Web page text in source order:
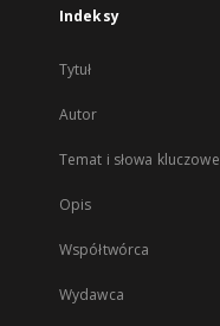
Indeksy
Tytuł
Autor
Temat i słowa kluczowe
Opis
Współtwórca
Wydawca